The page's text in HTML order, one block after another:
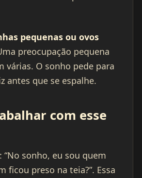
pequenas ou ovos
preocupação pequena
várias. O sonho pede para
antes que se espalhe.
com esse
“No sonho, eu sou quem
ficou preso na teia?”. Essa